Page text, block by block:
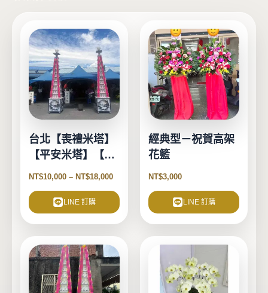
台北【喪禮米塔】
【平安米塔】【告
別式米塔】
NT$10,000 – NT$18,000
LINE 訂購
產
品
有
多
種
款
可
頁
面
選
項
經典型－祝賀高架
花籃
NT$3,000
LINE 訂購
產
品
有